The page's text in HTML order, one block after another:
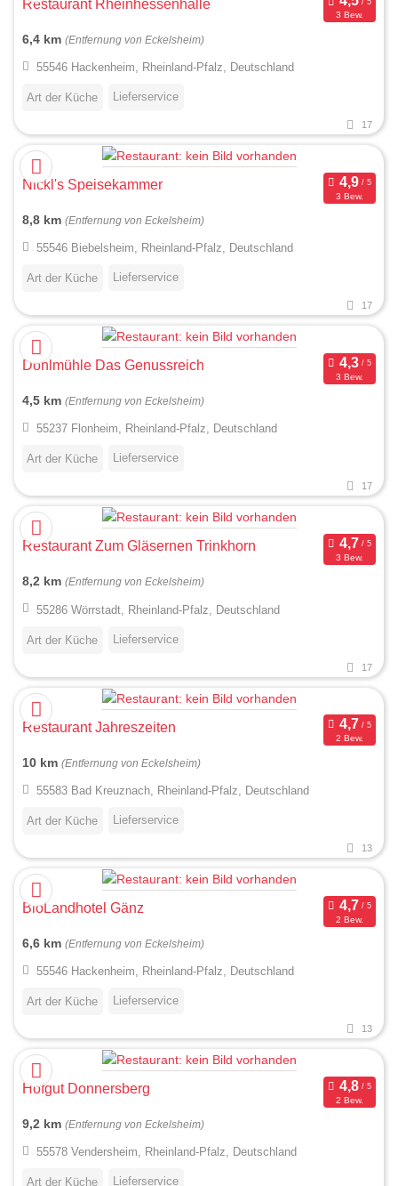
Restaurant Rheinhessenhalle
3 Bew.
6,4 km (Entfernung von Eckelsheim)
55546 Hackenheim, Rheinland-Pfalz, Deutschland
Art der Küche Lieferservice
17
Nickl's Speisekammer
3 Bew.
8,8 km (Entfernung von Eckelsheim)
55546 Biebelsheim, Rheinland-Pfalz, Deutschland
Art der Küche Lieferservice
17
Dohlmühle Das Genussreich
3 Bew.
4,5 km (Entfernung von Eckelsheim)
55237 Flonheim, Rheinland-Pfalz, Deutschland
Art der Küche Lieferservice
17
Restaurant Zum Gläsernen Trinkhorn
3 Bew.
8,2 km (Entfernung von Eckelsheim)
55286 Wörrstadt, Rheinland-Pfalz, Deutschland
Art der Küche Lieferservice
17
Restaurant Jahreszeiten
2 Bew.
10 km (Entfernung von Eckelsheim)
55583 Bad Kreuznach, Rheinland-Pfalz, Deutschland
Art der Küche Lieferservice
13
BioLandhotel Gänz
2 Bew.
6,6 km (Entfernung von Eckelsheim)
55546 Hackenheim, Rheinland-Pfalz, Deutschland
Art der Küche Lieferservice
13
Hofgut Donnersberg
2 Bew.
9,2 km (Entfernung von Eckelsheim)
55578 Vendersheim, Rheinland-Pfalz, Deutschland
Art der Küche Lieferservice